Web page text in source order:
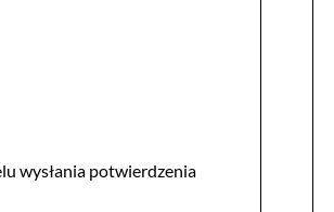
wysłania potwierdzenia